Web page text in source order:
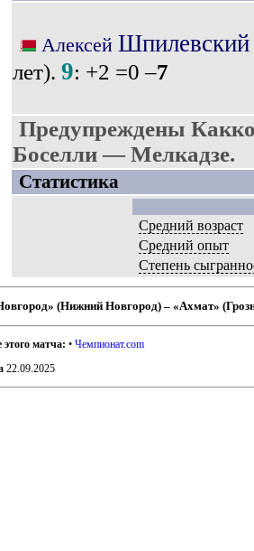
Алексей Шпилевский
лет). 9: +2 =0 –7
Предупреждены
Боселли — Мелкадзе.
Статистика
Средний возраст
Средний опыт
Степень
(Нижний Новгород) – «Ахмат»
матча: •Чемпионат.com
22.09.2025